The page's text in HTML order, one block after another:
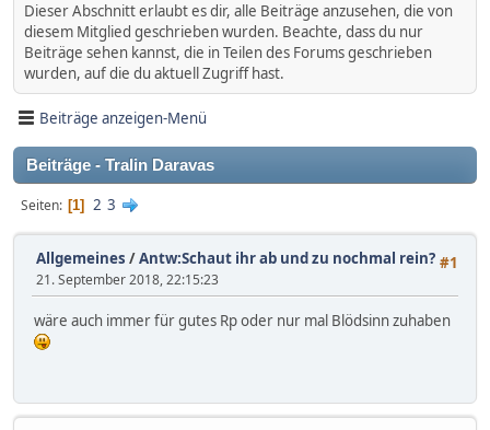
Dieser Abschnitt erlaubt es dir, alle Beiträge anzusehen, die von
diesem Mitglied geschrieben wurden. Beachte, dass du nur
Beiträge sehen kannst, die in Teilen des Forums geschrieben
wurden, auf die du aktuell Zugriff hast.
Beiträge anzeigen-Menü
Beiträge - Tralin Daravas
Seiten 1 2 3
#1
Allgemeines /Antw:Schaut ihr ab und zu nochmal rein?
21. September 2018, 22:15:23
wäre auch immer für gutes Rp oder nur mal Blödsinn zuhaben